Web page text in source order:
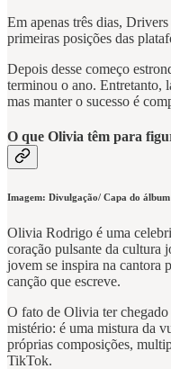
Em apenas três dias,
primeiras posições das
Depois desse começo
terminou o ano. Entretanto,
mas manter o sucesso é
O que Olivia têm para
Imagem: Divulgação/ Capa do
Olivia Rodrigo é uma
coração pulsante da cultura
jovem se inspira na cantora
canção que escreve.
O fato de Olivia ter
mistério: é uma mistura da
próprias composições,
TikTok.